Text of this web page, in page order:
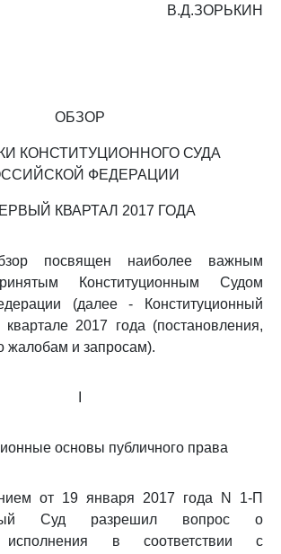
В.Д.ЗОРЬКИН
ОБЗОР
КОНСТИТУЦИОННОГО СУДА
ФЕДЕРАЦИИ
КВАРТАЛ 2017 ГОДА
посвящен наиболее важным
Конституционным Судом
(далее - Конституционный
2017 года (постановления,
жалобам и запросам).
основы публичного права
от 19 января 2017 года N 1-П
Суд разрешил вопрос о
исполнения в соответствии с